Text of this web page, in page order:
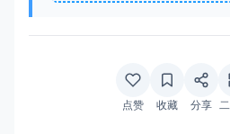
点赞 收藏 分享